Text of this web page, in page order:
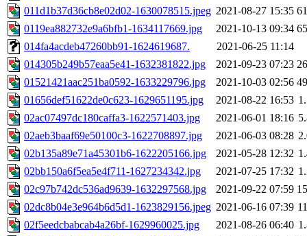
011d1b37d36cb8e02d02-1630078515.jpeg 2021-08-27 15:35
0119ea882732e9a6bfb1-1634117669.jpg
2021-10-13 09:34
014fa4acdeb47260bb91-1624619687.
2021-06-25 11:14
014305b249b57eaa5e41-1632381822.jpg
2021-09-23 07:23
01521421aac251ba0592-1633229796.jpg
2021-10-03 02:56
01656def51622de0c623-1629651195.jpg
2021-08-22 16:53
02ac07497dc180caffa3-1622571403.jpg
2021-06-01 18:16
02aeb3baaf69e50100c3-1622708897.jpg
2021-06-03 08:28
02b135a89e71a45301b6-1622205166.jpg
2021-05-28 12:32
02bb150a6f5ea5e4f711-1627234342.jpg
2021-07-25 17:32
02c97b742dc536ad9639-1632297568.jpg
2021-09-22 07:59
02dc8b04e3e964b6d5d1-1623829156.jpeg 2021-06-16 07:39
02f5eedcbabcab4a26bf-1629960025.jpg
2021-08-26 06:40